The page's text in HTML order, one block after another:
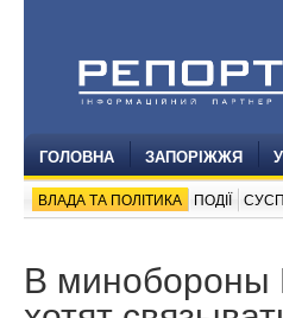
ГОЛОВНА ЗАПОРІЖЖЯ
ВЛАДА ТА ПОЛІТИКА ПОДІЇ
В минобороны